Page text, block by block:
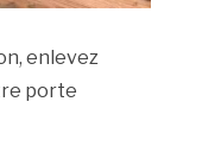
enlevez
porte